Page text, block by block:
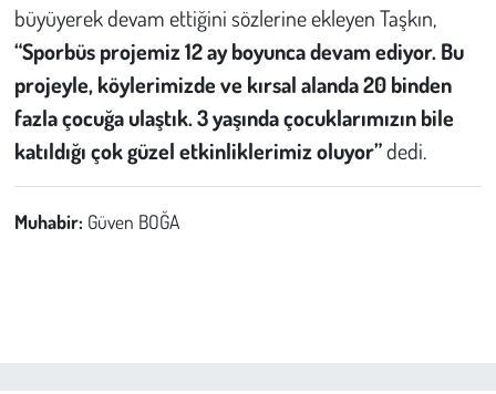
büyüyerek devam ettiğini sözlerine ekleyen Taşkın,
“Sporbüs projemiz 12 ay boyunca devam ediyor. Bu
projeyle, köylerimizde ve kırsal alanda 20 binden
fazla çocuğa ulaştık. 3 yaşında çocuklarımızın bile
katıldığı çok güzel etkinliklerimiz oluyor”dedi.
Muhabir: Güven BOĞA